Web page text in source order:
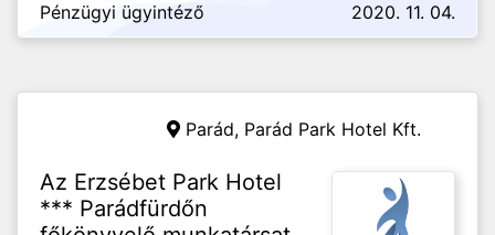
Pénzügyi ügyintéző 2020. 11. 04.
Parád, Parád Park Hotel Kft.
Az Erzsébet Park Hotel
*** Parádfürdőn